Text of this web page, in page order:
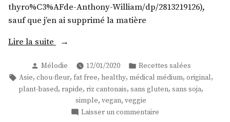
thyro%C3%AFde-Anthony-William/dp/2813219126),
sauf que j’en ai supprimé la matière
Lire la suite « Un
cantonais
original
! »
Publié
par
Mélodie 12/01/2020
Publié
dans
Recettes salées
Étiquettes :
Asie, chou-fleur, fat free, healthy, médical médium, original,
plant-based, rapide, riz cantonais, sans gluten, sans soja,
simple, vegan, veggie
Laisser un commentaire